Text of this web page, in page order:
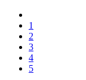
1
2
3
4
5